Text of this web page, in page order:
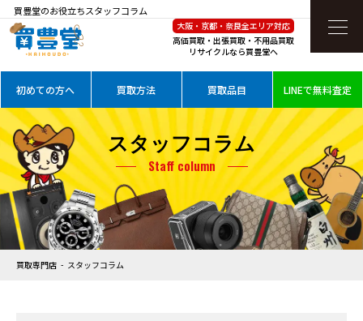
買豊堂のお役立ちスタッフコラム
大阪・京都・奈良全エリア対応
高価買取・出張買取・不用品買取
リサイクルなら買豊堂へ
初めての方へ 買取方法 買取品目 LINEで無料査定
スタッフコラム
Staff column
買取専門店 スタッフコラム